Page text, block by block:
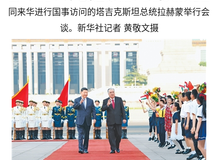
同来华进行国事访问的塔吉克斯坦总统拉赫蒙举行会
谈。 新华社记者 黄敬文摄